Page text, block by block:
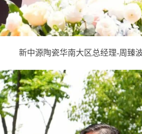
新中源陶瓷华南大区总经理-周臻